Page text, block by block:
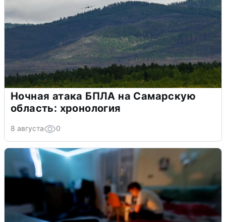
Ночная атака БПЛА на Самарскую
область: хронология
8 августа 0